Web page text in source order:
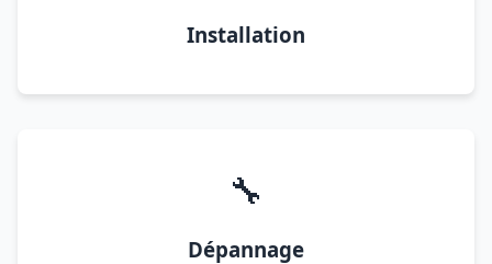
Installation
🔧
Dépannage